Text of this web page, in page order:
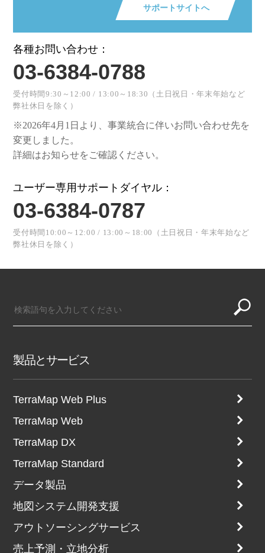
サポートサイトへ
各種お問い合わせ：
03-6384-0788
受付時間9:30～12:00 / 13:00～18:30（土日祝日・年末年始など
弊社休日を除く）
※2026年4月1日より、事業統合に伴いお問い合わせ先を
変更しました。
詳細はお知らせをご確認ください。
ユーザー専用サポートダイヤル：
03-6384-0787
受付時間10:00～12:00 / 13:00～18:00（土日祝日・年末年始など
弊社休日を除く）
製品とサービス
TerraMap Web Plus
TerraMap Web
TerraMap DX
TerraMap Standard
データ製品
地図システム開発支援
アウトソーシングサービス
売上予測・立地分析